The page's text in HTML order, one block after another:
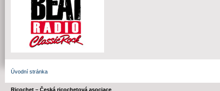
Úvodní stránka
Ricochet – Česká ricochetová asociace